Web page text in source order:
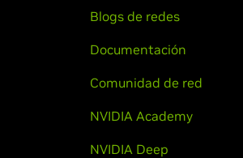
Blogs de redes
Documentación
Comunidad de red
NVIDIA Academy
NVIDIA Deep